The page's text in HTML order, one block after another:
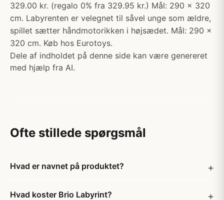
329.00 kr. (regalo 0% fra 329.95 kr.) Mål: 290 x 320
cm. Labyrenten er velegnet til såvel unge som ældre,
spillet sætter håndmotorikken i højsædet. Mål: 290 x
320 cm. Køb hos Eurotoys.
Dele af indholdet på denne side kan være genereret
med hjælp fra AI.
Ofte stillede spørgsmål
Hvad er navnet på produktet?
Hvad koster Brio Labyrint?